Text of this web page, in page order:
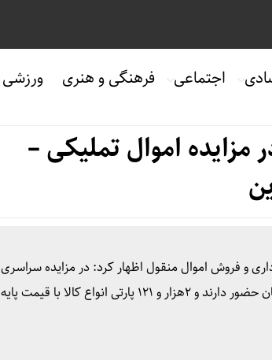
اجتماعی فرهنگی و هنری ورزشی
در مزایده اموال تملیکی –
اموال منقول که از تاریخ ۷ بهمن ماه آغاز شده و تا ۱۶ بهمن ادامه دارد ۳۰ استان حضور دارند و ۲هزار و ۱۲۱ پارتی انواع کالا با قیمت پایه